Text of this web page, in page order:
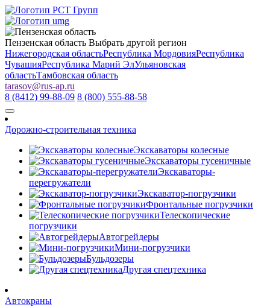
Пензенская область Выбрать другой регион
Нижегородская областьРеспублика МордовияРеспублика
ЧувашияРеспублика Марий ЭлУльяновская
областьТамбовская область
tarasov@rus-ap.ru
8 (8412) 99-88-09 8 (800) 555-88-58
Дорожно-строительная техника
Экскаваторы колесные
Экскаваторы гусеничные
Экскаваторы-
перегружатели
Экскаватор-погрузчики
Фронтальные погрузчики
Телескопические
погрузчики
Автогрейдеры
Мини-погрузчики
Бульдозеры
Другая спецтехника
Автокраны